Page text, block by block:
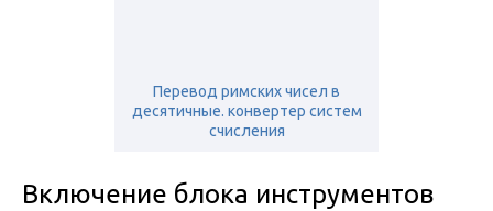
Перевод римских чисел в
десятичные. конвертер систем
счисления
Включение блока инструментов